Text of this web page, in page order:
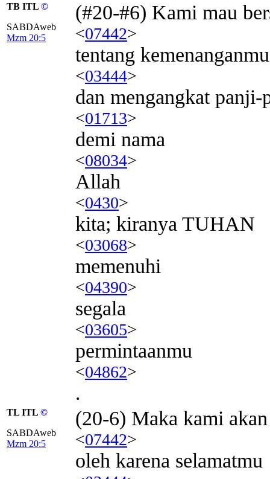
TB ITL ©
SABDAweb
Mzm 20:5
(#20-#6) Kami mau
<07442>
tentang kemenanganmu
<03444>
dan mengangkat panji-
<01713>
demi nama
<08034>
Allah
<0430>
kita; kiranya TUHAN
<03068>
memenuhi
<04390>
segala
<03605>
permintaanmu
<04862>
.
TL ITL ©
SABDAweb
Mzm 20:5
(20-6) Maka kami
<07442>
oleh karena selamatmu